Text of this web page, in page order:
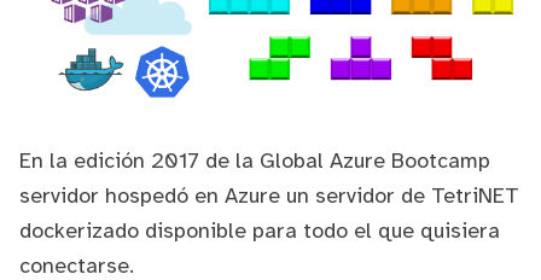
En la edición 2017 de la Global Azure Bootcamp
servidor hospedó en Azure un servidor de TetriNET
dockerizado disponible para todo el que quisiera
conectarse.